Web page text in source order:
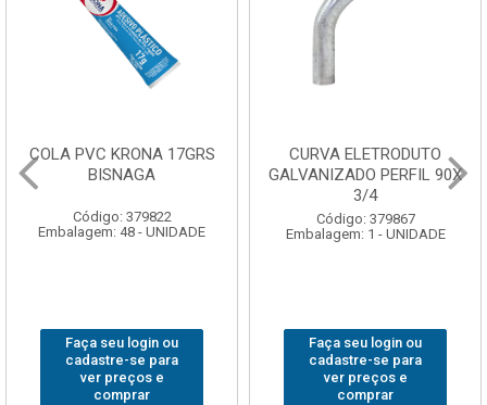
COLA PVC KRONA 17GRS
BISNAGA
Código: 379822
Embalagem: 48 - UNIDADE
Faça seu login ou
cadastre-se para
ver preços e
comprar
CURVA ELETRODUTO
GALVANIZADO PERFIL 90X
3/4
Código: 379867
Embalagem: 1 - UNIDADE
Faça seu login ou
cadastre-se para
ver preços e
comprar